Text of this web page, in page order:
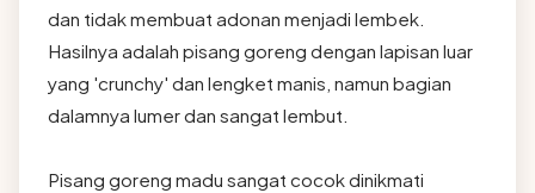
dan tidak membuat adonan menjadi lembek.
Hasilnya adalah pisang goreng dengan lapisan luar
yang 'crunchy' dan lengket manis, namun bagian
dalamnya lumer dan sangat lembut.
Pisang goreng madu sangat cocok dinikmati